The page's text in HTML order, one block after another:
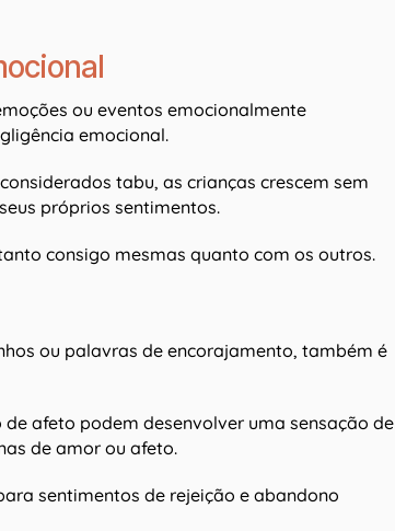
ou eventos emocionalmente
emocional.
tabu, as crianças crescem sem
próprios sentimentos.
consigo mesmas quanto com os outros.
ou palavras de encorajamento, também é
afeto podem desenvolver uma sensação de
de amor ou afeto.
sentimentos de rejeição e abandono